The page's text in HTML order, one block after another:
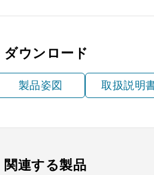
ダウンロード
製品姿図 取扱説明
関連する製品